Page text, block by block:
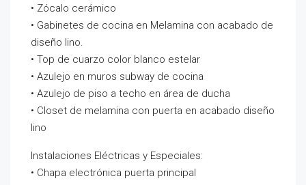
• Zócalo cerámico
• Gabinetes de cocina en Melamina con acabado de
diseño lino.
• Top de cuarzo color blanco estelar
• Azulejo en muros subway de cocina
• Azulejo de piso a techo en área de ducha
• Closet de melamina con puerta en acabado diseño
lino
Instalaciones Eléctricas y Especiales:
• Chapa electrónica puerta principal